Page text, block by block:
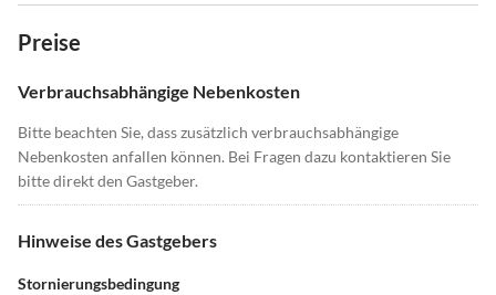
Preise
Verbrauchsabhängige Nebenkosten
Bitte beachten Sie, dass zusätzlich verbrauchsabhängige
Nebenkosten anfallen können. Bei Fragen dazu kontaktieren Sie
bitte direkt den Gastgeber.
Hinweise des Gastgebers
Stornierungsbedingung